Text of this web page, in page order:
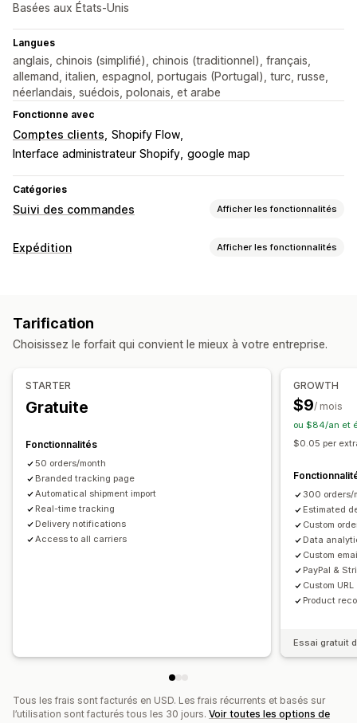
Basées aux États-Unis
Langues
anglais, chinois (simplifié), chinois (traditionnel), français,
allemand, italien, espagnol, portugais (Portugal), turc, russe,
néerlandais, suédois, polonais, et arabe
Fonctionne avec
Comptes clients Shopify Flow
Interface administrateur Shopify google map
Catégories
Suivi des commandes Afficher les fonctionnalités
Suivi
Date de livraison estimée
Exportation de commande
Multi-transporteur API
Notifications
Traduction
Notifications personnalisées
Expédition Afficher les fonctionnalités
Multilingue Sélection du transporteur
Mises à jour des commandes
Analyses de données d’expédition
Tarification
Choisissez le forfait qui convient le mieux à votre entreprise.
STARTER
Gratuite
Fonctionnalités
50 orders/month
Branded tracking page
Automatical shipment import
Real-time tracking
Delivery notifications
Access to all carriers
GROWTH
$9/ mois
ou $84/an et
$0.05 per
300 orders/
Estimated
Custom
Data
Custom
PayPal &
Custom URL
Product
Essai gratuit
Tous les frais sont facturés en USD. Les frais récurrents et basés sur
l’utilisation sont facturés tous les 30 jours. Voir toutes les options de